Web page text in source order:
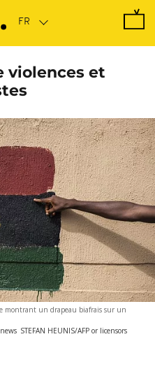
violences et
montrant un drapeau biafrais sur un
STEFAN HEUNIS/AFP or licensors